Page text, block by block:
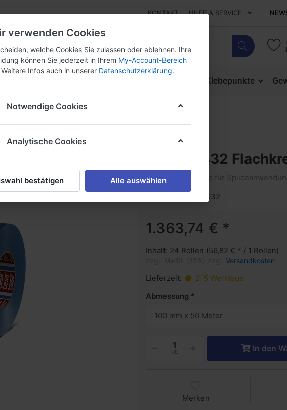
KONTAKT HILFE & SERVICE
Doppelseitige Klebepunkte
tesa® 64432
Premium Flachkrepp für
tesa® 64432
1.363,74 € *
Inhalt: 24 Rollen (56,82 € * / 1 Rollen)
Versandkosten
Lieferzeit:
2-5 Werktage
Abmessung
100 mm x 50 Meter
VE In den
Merken
verwenden Cookies
welche Cookies Sie zulassen oder ablehnen. Ihre
können Sie jederzeit in Ihrem My-Account-Bereich
Infos auch in unserer Datenschutzerklärung.
Notwendige Cookies
Analytische Cookies
bestätigen Alle auswählen